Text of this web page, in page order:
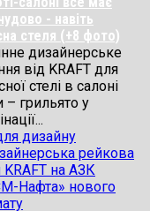
- навіть
стеля (+8 фото)
дизайнерське
від KRAFT для
стелі в салоні
– грильято у
дизайну